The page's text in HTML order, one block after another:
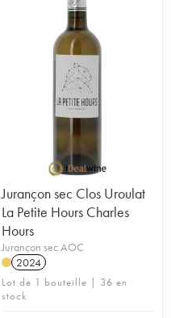
Jurançon sec Clos Uroulat
La Petite Hours Charles
Hours
Jurançon sec AOC
2024
Lot de 1 bouteille | 36 en
stock